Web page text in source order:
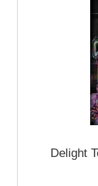
Delight